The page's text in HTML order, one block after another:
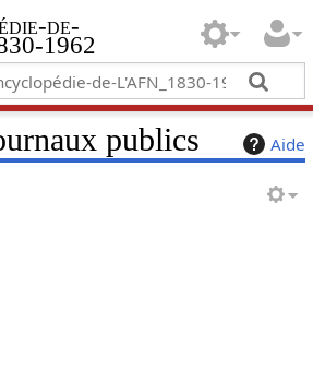
de-
1962
Aide
publics